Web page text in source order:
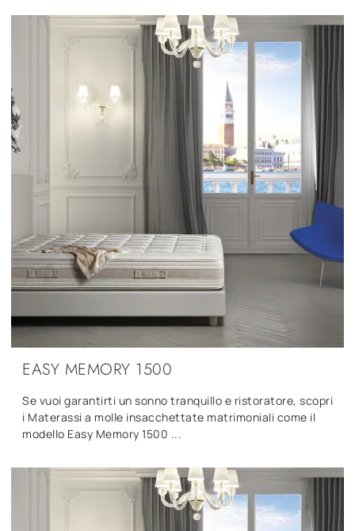
EASY MEMORY 1500
Se vuoi garantirti un sonno tranquillo e ristoratore, scopri
i Materassi a molle insacchettate matrimoniali come il
modello Easy Memory 1500 ...